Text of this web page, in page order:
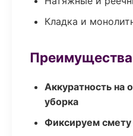
Кладка и
Аккуратность на
уборка
Фиксируем смету